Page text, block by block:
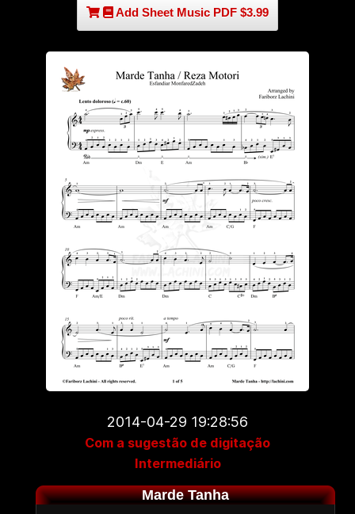
Add Sheet Music PDF $3.99
2014-04-29 19:28:56
Com a sugestão de digitação
Intermediário
Marde Tanha